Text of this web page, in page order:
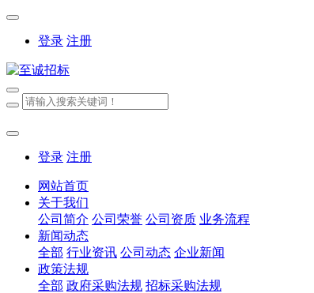
登录 注册
登录 注册
网站首页
关于我们
公司简介 公司荣誉 公司资质 业务流程
新闻动态
全部 行业资讯 公司动态 企业新闻
政策法规
全部 政府采购法规 招标采购法规